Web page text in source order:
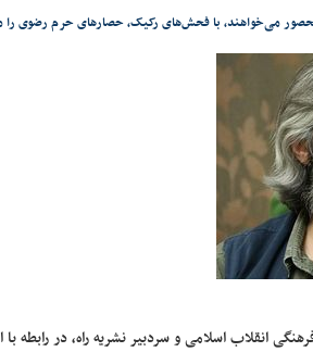
می‌خواهند، با فحش‌های رکیک، حصارهای حرم رضوی را
انقلاب اسلامی و سردبیر نشریه راه، در